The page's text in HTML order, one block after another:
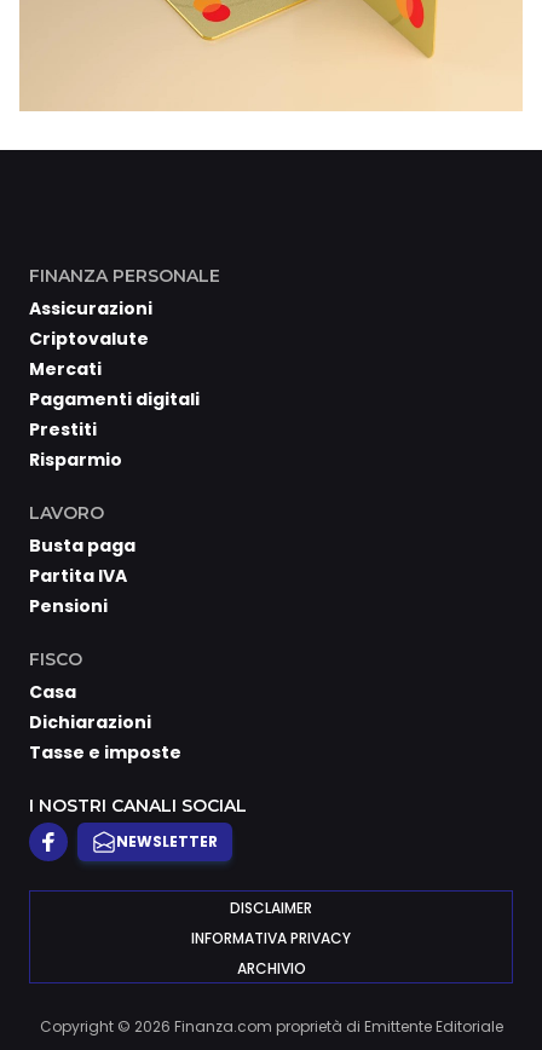
FINANZA PERSONALE
Assicurazioni
Criptovalute
Mercati
Pagamenti digitali
Prestiti
Risparmio
LAVORO
Busta paga
Partita IVA
Pensioni
FISCO
Casa
Dichiarazioni
Tasse e imposte
I NOSTRI CANALI SOCIAL
NEWSLETTER
DISCLAIMER
INFORMATIVA PRIVACY
ARCHIVIO
Copyright © 2026 Finanza.com proprietà di Emittente Editoriale